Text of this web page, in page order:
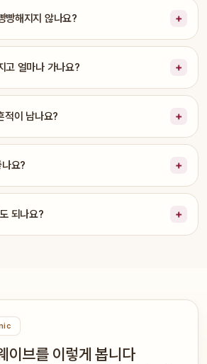
빵해지지 않나요?
고 얼마나 가나요?
적이 남나요?
요?
되나요?
이브를 이렇게 봅니다